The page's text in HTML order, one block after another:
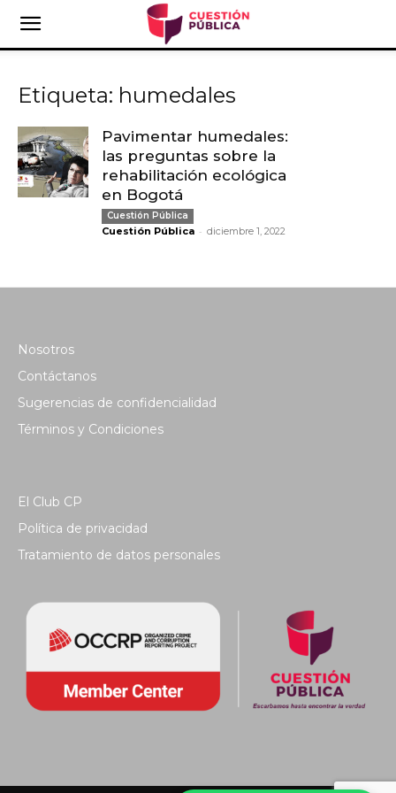
Etiqueta: humedales
Pavimentar humedales:
las preguntas sobre la
rehabilitación ecológica
en Bogotá
Cuestión Pública
Cuestión Pública - diciembre 1, 2022
Nosotros
Contáctanos
Sugerencias de confidencialidad
Términos y Condiciones
El Club CP
Política de privacidad
Tratamiento de datos personales